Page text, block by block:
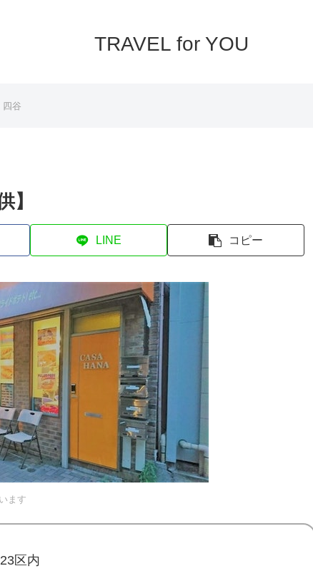
TRAVEL for YOU
四谷
】
LINE コピー
ます
区内